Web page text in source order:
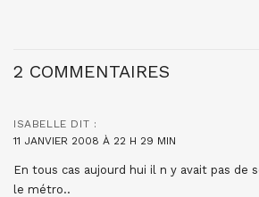
2 COMMENTAIRES
ISABELLE DIT :
11 JANVIER 2008 À 22 H 29 MIN
En tous cas aujourd hui il n y avait pas de
le métro..